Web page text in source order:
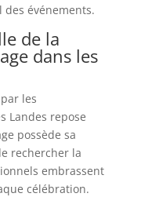
événements.
de la
dans les
les
Landes repose
possède sa
rechercher la
embrassent
célébration.